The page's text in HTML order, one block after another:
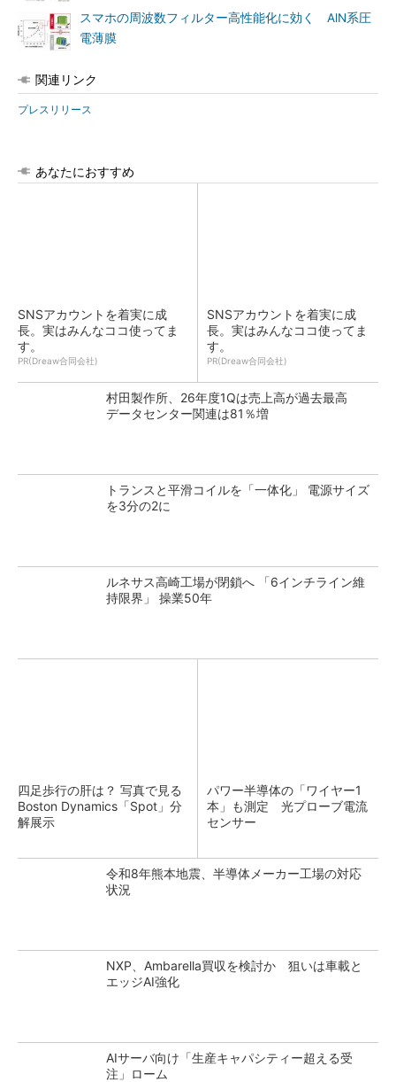
スマホの周波数フィルター高性能化に効く AlN系圧
電薄膜
関連リンク
プレスリリース
あなたにおすすめ
SNSアカウントを着実に成
長。実はみんなココ使ってま
す。
PR(Dreaw合同会社)
SNSアカウントを着実に成
長。実はみんなココ使ってま
す。
PR(Dreaw合同会社)
村田製作所、26年度1Qは売上高が過去最高
データセンター関連は81％増
トランスと平滑コイルを「一体化」 電源サイズ
を3分の2に
ルネサス高崎工場が閉鎖へ 「6インチライン維
持限界」 操業50年
四足歩行の肝は？ 写真で見る
Boston Dynamics「Spot」分
解展示
パワー半導体の「ワイヤー1
本」も測定 光プローブ電流
センサー
令和8年熊本地震、半導体メーカー工場の対応
状況
NXP、Ambarella買収を検討か 狙いは車載と
エッジAI強化
AIサーバ向け「生産キャパシティー超える受
注」ローム